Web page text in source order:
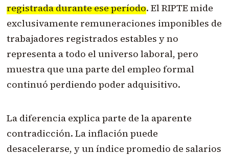
registrada durante ese período. El RIPTE mide
exclusivamente remuneraciones imponibles de
trabajadores registrados estables y no
representa a todo el universo laboral, pero
muestra que una parte del empleo formal
continuó perdiendo poder adquisitivo.
La diferencia explica parte de la aparente
contradicción. La inflación puede
desacelerarse, y un índice promedio de salarios